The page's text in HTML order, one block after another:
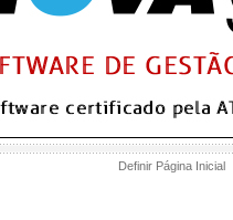
Definir Página Inicial